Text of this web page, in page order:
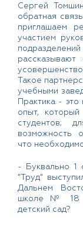
Сергей
обратная
приглашаем
участием
Такое
учебными
Практика - это
опыт, который
студентов;
возможность
что
- Буквально 1
"Труд"
Дальнем
школе № 18
детский сад?